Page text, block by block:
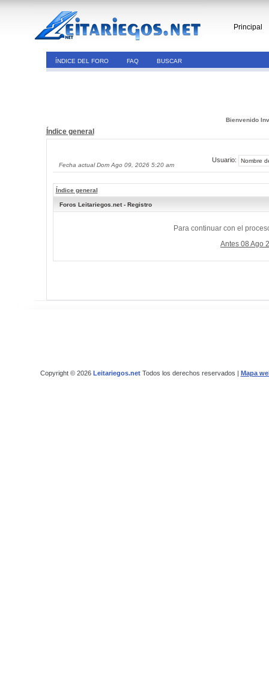
Principal
ÍNDICE DEL FORO FAQ BUSCAR
Bienvenido
Índice general
Fecha actual Dom Ago 09, 2026 5:20 am
Usuario:
Índice general
Foros Leitariegos.net - Registro
Para continuar con el
Antes 08 Ago
Copyright © 2026 Leitariegos.netTodos los derechos reservados | Mapa